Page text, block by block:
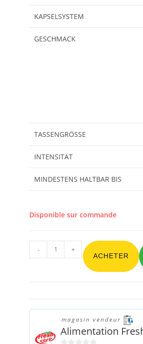
KAPSELSYSTEM
GESCHMACK
TASSENGRÖSSE
INTENSITÄT
MINDESTENS HALTBAR BIS
Disponible sur commande
- +
ACHETER
magasin vendeur
Alimentation